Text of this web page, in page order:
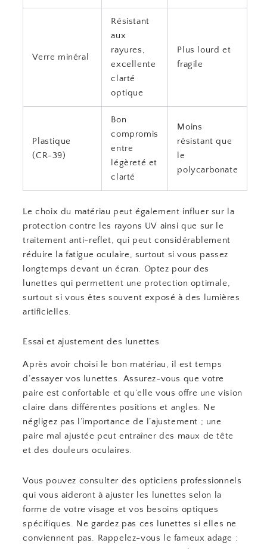
Verre minéral
Résistant
aux
rayures,
excellente
clarté
optique
Plus lourd et
fragile
Plastique
(CR-39)
Bon
compromis
entre
légèreté et
clarté
Moins
résistant que
le
polycarbonate
Le choix du matériau peut également influer sur la
protection contre les rayons UV ainsi que sur le
traitement anti-reflet, qui peut considérablement
réduire la fatigue oculaire, surtout si vous passez
longtemps devant un écran. Optez pour des
lunettes qui permettent une protection optimale,
surtout si vous êtes souvent exposé à des lumières
artificielles.
Essai et ajustement des lunettes
Après avoir choisi le bon matériau, il est temps
d’essayer vos lunettes. Assurez-vous que votre
paire est confortable et qu’elle vous offre une vision
claire dans différentes positions et angles. Ne
négligez pas l’importance de l’ajustement ; une
paire mal ajustée peut entraîner des maux de tête
et des douleurs oculaires.
Vous pouvez consulter des opticiens professionnels
qui vous aideront à ajuster les lunettes selon la
forme de votre visage et vos besoins optiques
spécifiques. Ne gardez pas ces lunettes si elles ne
conviennent pas. Rappelez-vous le fameux adage :